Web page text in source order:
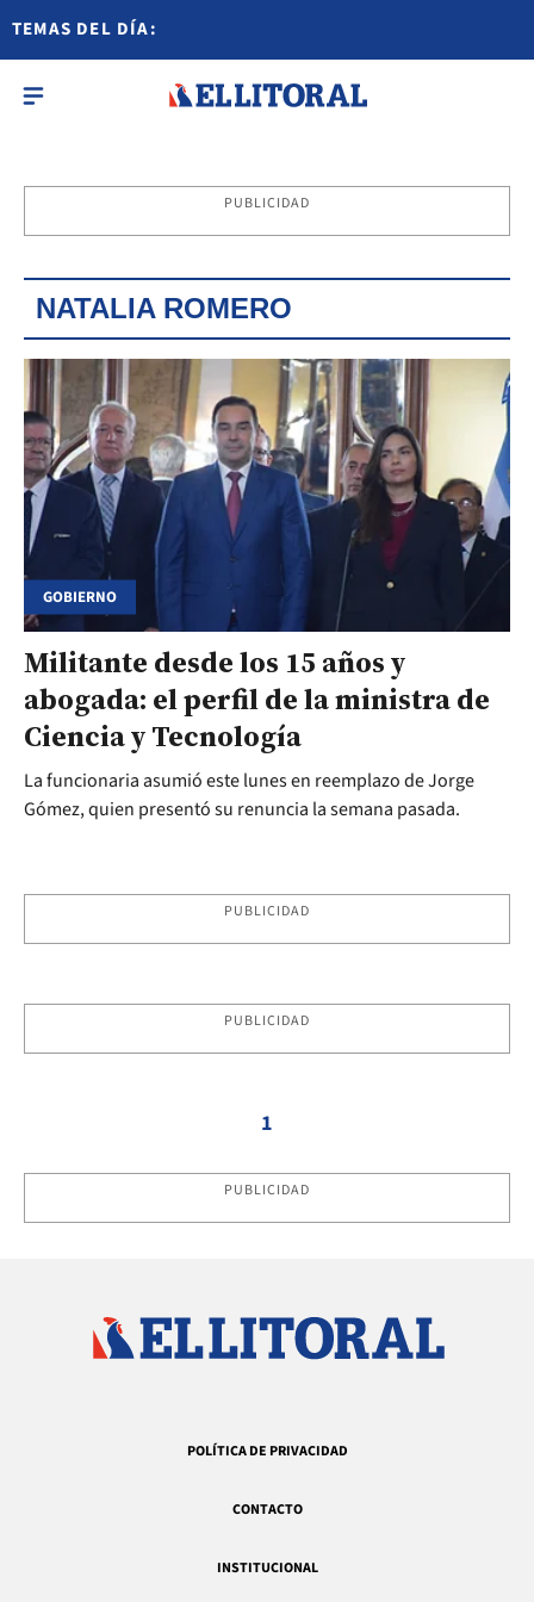
TEMAS DEL DÍA:
PUBLICIDAD
NATALIA ROMERO
GOBIERNO
Militante desde los 15 años y
abogada: el perfil de la ministra de
Ciencia y Tecnología
La funcionaria asumió este lunes en reemplazo de Jorge
Gómez, quien presentó su renuncia la semana pasada.
PUBLICIDAD
PUBLICIDAD
1
PUBLICIDAD
POLÍTICA DE PRIVACIDAD
CONTACTO
INSTITUCIONAL